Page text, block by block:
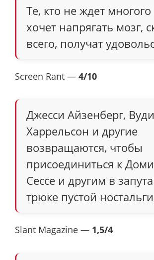
Те, кто не ждет
хочет напрягать мозг,
всего, получат
Screen Rant — 4/10
Джесси Айзенберг, Вуди
Харрельсон и другие
возвращаются, чтобы
присоединиться к
Сессе и другим в
трюке пустой
Slant Magazine — 1,5/4